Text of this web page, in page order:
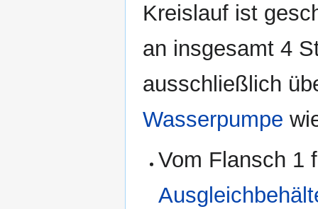
Kreislauf ist
an insgesamt 4
ausschließlich
Wasserpumpe
Vom Flansch 1